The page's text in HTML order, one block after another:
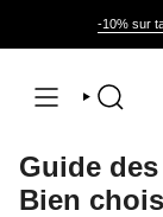
-10% sur
RECHERCHE
Guide
Bien